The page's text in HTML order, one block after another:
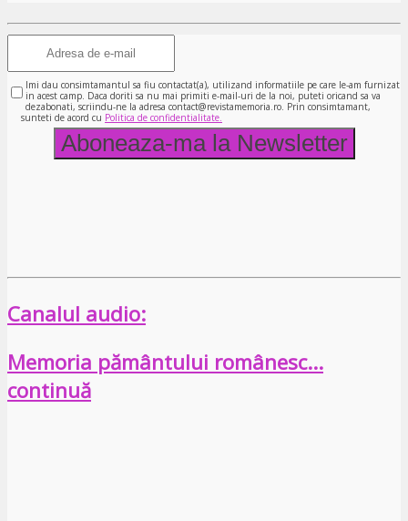
Imi dau consimtamantul sa fiu contactat(a), utilizand informatiile pe care le-am furnizat
in acest camp. Daca doriti sa nu mai primiti e-mail-uri de la noi, puteti oricand sa va
dezabonati, scriindu-ne la adresa contact@revistamemoria.ro. Prin consimtamant,
sunteti de acord cu Politica de confidentialitate.
Canalul audio:
Memoria pământului românesc…
continuă